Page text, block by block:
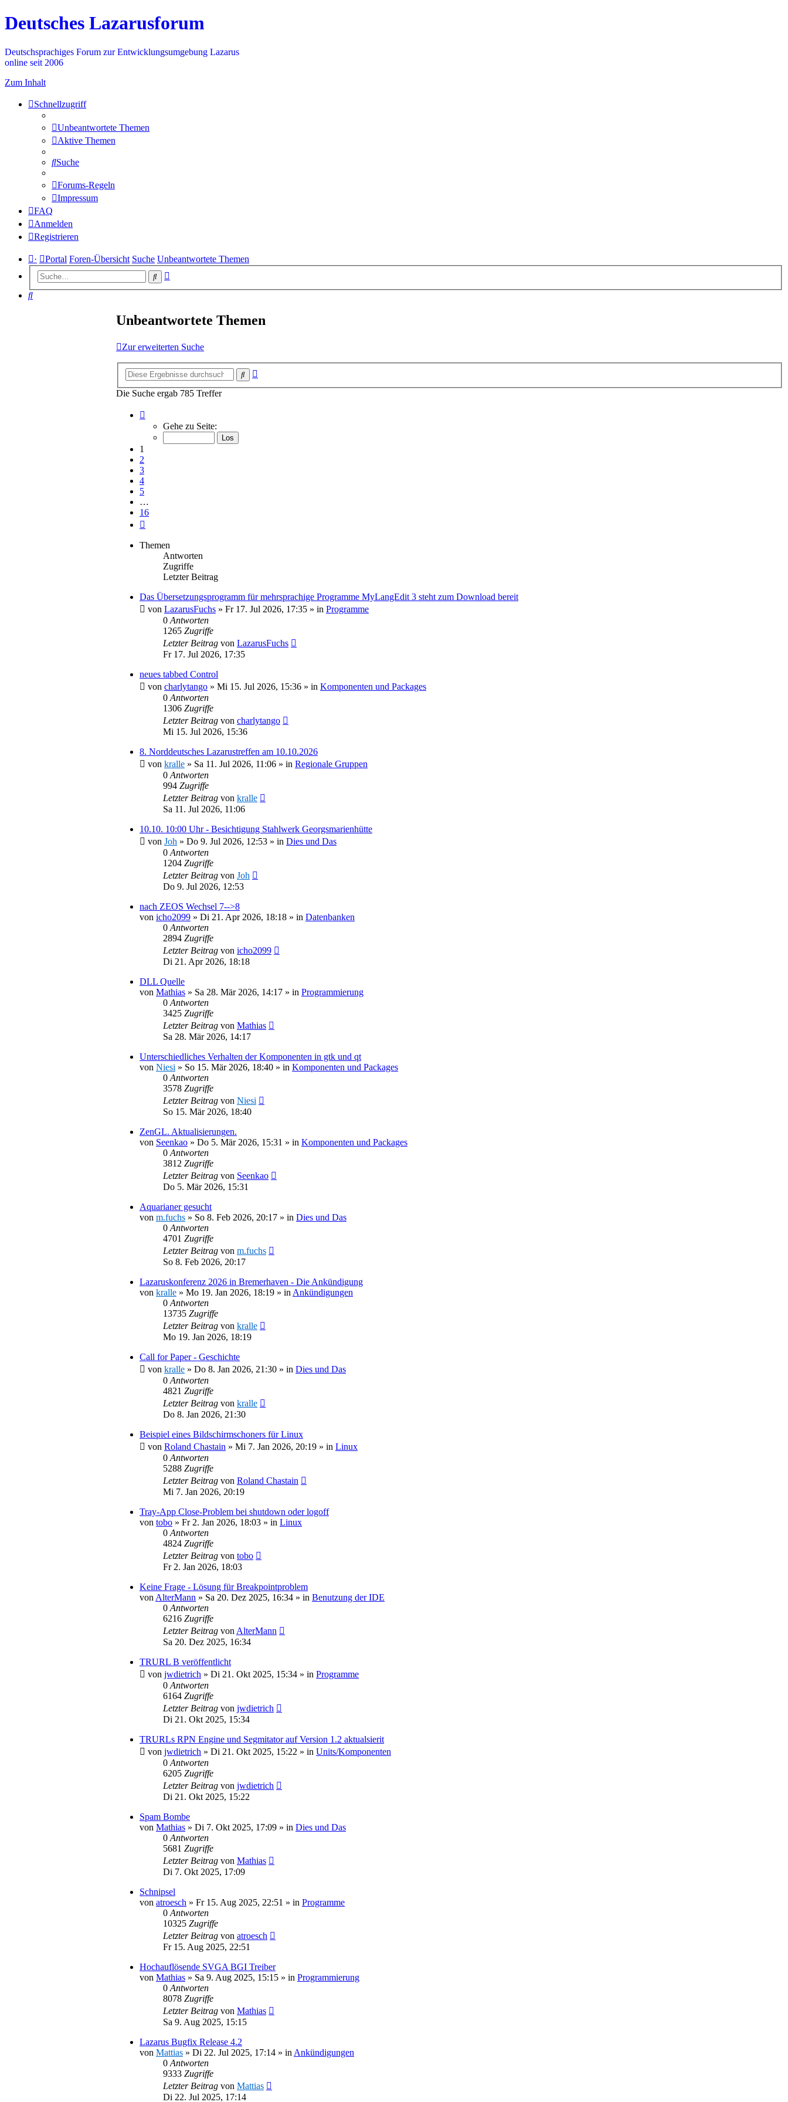
Deutsches Lazarusforum
Deutschsprachiges Forum zur Entwicklungsumgebung Lazarus
online seit 2006
Zum Inhalt
Schnellzugriff
Unbeantwortete Themen
Aktive Themen
Suche
Forums-Regeln
Impressum
FAQ
Anmelden
Registrieren
· Portal Foren-Übersicht Suche Unbeantwortete Themen
Suche
Suche
Unbeantwortete Themen
Zur erweiterten Suche
Suche
Die Suche ergab 785 Treffer
von
Gehe zu Seite:
1
2
3
4
5
…
16
Themen
Antworten
Zugriffe
Letzter Beitrag
Das Übersetzungsprogramm für mehrsprachige Programme MyLangEdit 3 steht zum Download bereit
von LazarusFuchs » Fr 17. Jul 2026, 17:35 » in Programme
0 Antworten
1265 Zugriffe
Letzter Beitrag von LazarusFuchs
Fr 17. Jul 2026, 17:35
neues tabbed Control
von charlytango » Mi 15. Jul 2026, 15:36 » in Komponenten und Packages
0 Antworten
1306 Zugriffe
Letzter Beitrag von charlytango
Mi 15. Jul 2026, 15:36
8. Norddeutsches Lazarustreffen am 10.10.2026
von kralle » Sa 11. Jul 2026, 11:06 » in Regionale Gruppen
0 Antworten
994 Zugriffe
Letzter Beitrag von kralle
Sa 11. Jul 2026, 11:06
10.10. 10:00 Uhr - Besichtigung Stahlwerk Georgsmarienhütte
von Joh » Do 9. Jul 2026, 12:53 » in Dies und Das
0 Antworten
1204 Zugriffe
Letzter Beitrag von Joh
Do 9. Jul 2026, 12:53
nach ZEOS Wechsel 7-->8
von icho2099 » Di 21. Apr 2026, 18:18 » in Datenbanken
0 Antworten
2894 Zugriffe
Letzter Beitrag von icho2099
Di 21. Apr 2026, 18:18
DLL Quelle
von Mathias » Sa 28. Mär 2026, 14:17 » in Programmierung
0 Antworten
3425 Zugriffe
Letzter Beitrag von Mathias
Sa 28. Mär 2026, 14:17
Unterschiedliches Verhalten der Komponenten in gtk und qt
von Niesi » So 15. Mär 2026, 18:40 » in Komponenten und Packages
0 Antworten
3578 Zugriffe
Letzter Beitrag von Niesi
So 15. Mär 2026, 18:40
ZenGL. Aktualisierungen.
von Seenkao » Do 5. Mär 2026, 15:31 » in Komponenten und Packages
0 Antworten
3812 Zugriffe
Letzter Beitrag von Seenkao
Do 5. Mär 2026, 15:31
Aquarianer gesucht
von m.fuchs » So 8. Feb 2026, 20:17 » in Dies und Das
0 Antworten
4701 Zugriffe
Letzter Beitrag von m.fuchs
So 8. Feb 2026, 20:17
Lazaruskonferenz 2026 in Bremerhaven - Die Ankündigung
von kralle » Mo 19. Jan 2026, 18:19 » in Ankündigungen
0 Antworten
13735 Zugriffe
Letzter Beitrag von kralle
Mo 19. Jan 2026, 18:19
Call for Paper - Geschichte
von kralle » Do 8. Jan 2026, 21:30 » in Dies und Das
0 Antworten
4821 Zugriffe
Letzter Beitrag von kralle
Do 8. Jan 2026, 21:30
Beispiel eines Bildschirmschoners für Linux
von Roland Chastain » Mi 7. Jan 2026, 20:19 » in Linux
0 Antworten
5288 Zugriffe
Letzter Beitrag von Roland Chastain
Mi 7. Jan 2026, 20:19
Tray-App Close-Problem bei shutdown oder logoff
von tobo » Fr 2. Jan 2026, 18:03 » in Linux
0 Antworten
4824 Zugriffe
Letzter Beitrag von tobo
Fr 2. Jan 2026, 18:03
Keine Frage - Lösung für Breakpointproblem
von AlterMann » Sa 20. Dez 2025, 16:34 » in Benutzung der IDE
0 Antworten
6216 Zugriffe
Letzter Beitrag von AlterMann
Sa 20. Dez 2025, 16:34
TRURL B veröffentlicht
von jwdietrich » Di 21. Okt 2025, 15:34 » in Programme
0 Antworten
6164 Zugriffe
Letzter Beitrag von jwdietrich
Di 21. Okt 2025, 15:34
TRURLs RPN Engine und Segmitator auf Version 1.2 aktualsierit
von jwdietrich » Di 21. Okt 2025, 15:22 » in Units/Komponenten
0 Antworten
6205 Zugriffe
Letzter Beitrag von jwdietrich
Di 21. Okt 2025, 15:22
Spam Bombe
von Mathias » Di 7. Okt 2025, 17:09 » in Dies und Das
0 Antworten
5681 Zugriffe
Letzter Beitrag von Mathias
Di 7. Okt 2025, 17:09
Schnipsel
von atroesch » Fr 15. Aug 2025, 22:51 » in Programme
0 Antworten
10325 Zugriffe
Letzter Beitrag von atroesch
Fr 15. Aug 2025, 22:51
Hochauflösende SVGA BGI Treiber
von Mathias » Sa 9. Aug 2025, 15:15 » in Programmierung
0 Antworten
8078 Zugriffe
Letzter Beitrag von Mathias
Sa 9. Aug 2025, 15:15
Lazarus Bugfix Release 4.2
von Mattias » Di 22. Jul 2025, 17:14 » in Ankündigungen
0 Antworten
9333 Zugriffe
Letzter Beitrag von Mattias
Di 22. Jul 2025, 17:14